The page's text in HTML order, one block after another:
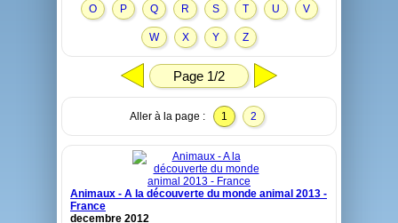
O P Q R S T U V
W X Y Z
Page 1/2
Aller à la page : 1 2
Animaux - A la découverte du monde animal 2013 -
France
decembre 2012